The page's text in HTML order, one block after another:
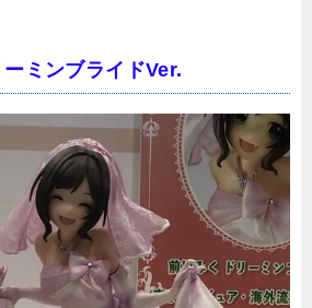
ーミンブライドVer.